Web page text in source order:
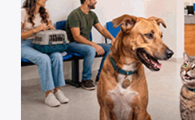
Diretrizes Institucionais
Organização
Legislação
Orientações